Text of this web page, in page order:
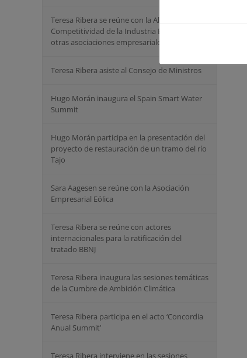
Teresa Ribera se reúne con la Alianza por la
Competitividad de la Industria Española y
otras asociaciones empresariales
Teresa Ribera asiste al Consejo de Ministros
Hugo Morán inaugura el Spain Smart Water
Summit
Hugo Morán participa en la presentación del
proyecto de restauración de un tramo del río
Tajo
Sara Aagesen se reúne con la Asociación
Empresarial Eólica
Teresa Ribera se reúne con actores
internacionales para la ratificación del
tratado BBNJ
Teresa Ribera inaugura las sesiones temáticas
de la Cumbre de Ambición Climática
Teresa Ribera participa en el acto ‘Concordia
Anual Summit’
Teresa Ribera interviene en las sesiones